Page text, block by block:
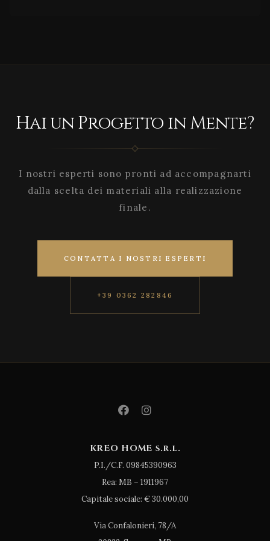
Hai un Progetto in Mente?
I nostri esperti sono pronti ad accompagnarti
dalla scelta dei materiali alla realizzazione
finale.
CONTATTA I NOSTRI ESPERTI
+39 0362 282846
KREO HOME s.r.l.
P.I./C.F. 09845390963
Rea: MB – 1911967
Capitale sociale: € 30.000,00
Via Confalonieri, 78/A